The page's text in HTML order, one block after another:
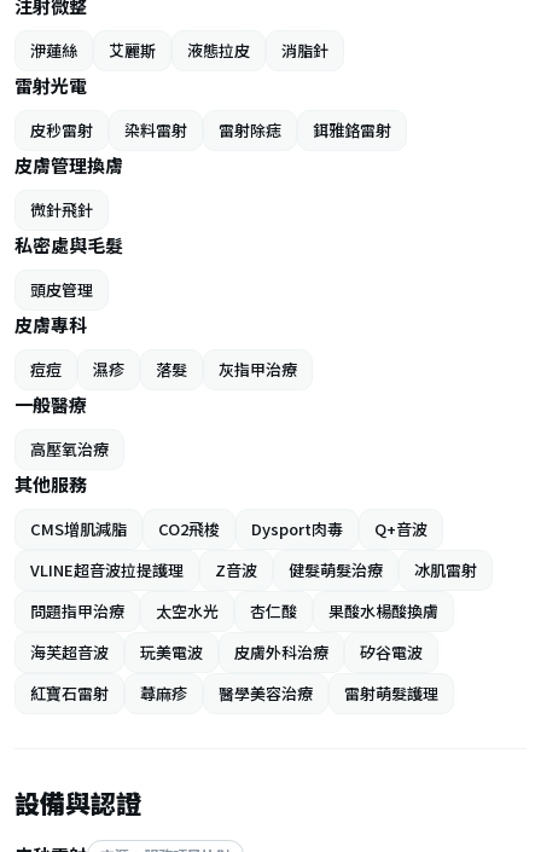
注射微整
洢蓮絲 艾麗斯 液態拉皮 消脂針
雷射光電
皮秒雷射 染料雷射 雷射除痣 鉺雅鉻雷射
皮膚管理換膚
微針飛針
私密處與毛髮
頭皮管理
皮膚專科
痘痘 濕疹 落髮 灰指甲治療
一般醫療
高壓氧治療
其他服務
CMS增肌減脂 CO2飛梭 Dysport肉毒
Q+音波
VLINE超音波拉提護理
Z音波 健髮萌髮治療
冰肌雷射
問題指甲治療
太空水光 杏仁酸
果酸水楊酸換膚
海芙超音波
玩美電波 皮膚外科治療
矽谷電波
紅寶石雷射
蕁麻疹 醫學美容治療 雷射萌髮護理
設備與認證